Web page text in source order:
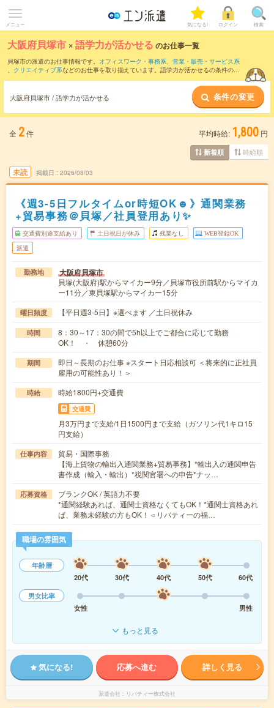
メニュー 気になる! ログイン 検索
大阪府貝塚市 ×語学力が活かせる のお仕事一覧
貝塚市の派遣のお仕事情報です。 オフィスワーク・事務系、 営業・販売・サービス系
、 クリエイティブ系などのお仕事を取り揃えています。語学力が活かせるの条件の他
大阪府貝塚市 / 語学力が活かせる 条件の変更
全 2件 平均時給: 1,800 円
新着順 時給順
未読 掲載日 2026/08/03
《週3-5日フルタイムor時短OK☻》通関業務
+貿易事務＠貝塚／社員登用あり✨
交通費別途支給あり 土日祝日が休み 残業なし WEB登録OK
派遣
勤務地 大阪府貝塚市
貝塚(大阪府)駅からマイカー9分／貝塚市役所前駅からマイカ
ー11分／東貝塚駅からマイカー15分
曜日頻度 【平日週3-5日】※選べます ／土日祝休み
時間
8：30～17：30の間で5h以上でご都合に応じて勤務
OK！ ・ 休憩60分
期間
即日～長期のお仕事 ※スタート日応相談可 ＜将来的に正社員
雇用の可能性あり！＞
時給 時給1800円+交通費
交通費
月3万円まで支給/1日1500円まで支給（ガソリン代1キロ15
円支給）
仕事内容
貿易・国際事務
【海上貨物の輸出入通関業務+貿易事務】*輸出入の通関申告
書作成（輸入・輸出）*税関官署への申告*ナッ…
応募資格
ブランクOK / 英語力不要
*通関経験あれば、通関士資格なくてもOK！*通関士資格あれ
ば、業務未経験の方もOK！＜リバティーの福…
職場の雰囲気
年齢層
20代
30代 40代 50代
60代
男女比率
女性
男性
もっと見る
気になる! 応募へ進む 詳しく見る
派遣会社 リバティー株式会社